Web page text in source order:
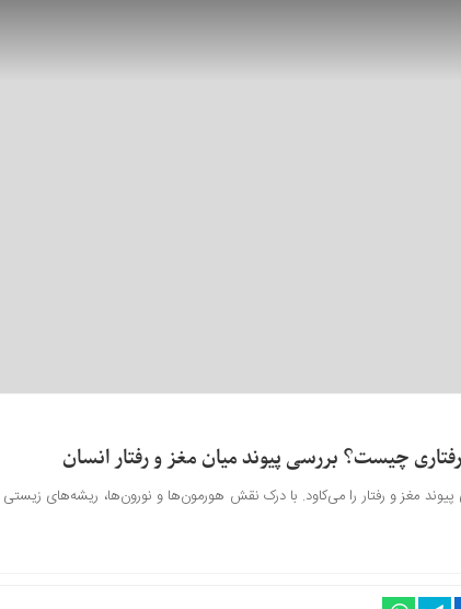
چیست؟ بررسی پیوند میان مغز و رفتار انسان
پیوند مغز و رفتار را می‌کاود. با درک نقش هورمون‌ها و نورون‌ها، ریشه‌های